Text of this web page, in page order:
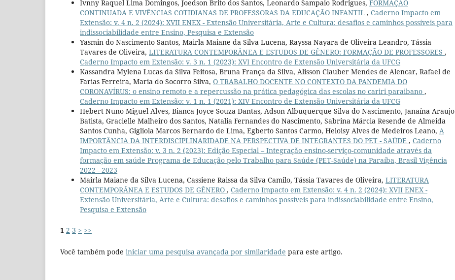
Ivnny Raquel Lima Domingos, Joedson Brito dos Santos, Leonardo Sampaio Rodrigues, FORMAÇÃO
CONTINUADA E VIVÊNCIAS COTIDIANAS DE PROFESSORAS DA EDUCAÇÃO INFANTIL , Caderno Impacto em
Extensão: v. 4 n. 2 (2024): XVII ENEX - Extensão Universitária, Arte e Cultura: desafios e caminhos possíveis para
indissociabilidade entre Ensino, Pesquisa e Extensão
Yasmin do Nascimento Santos, Mairla Maiane da Silva Lucena, Rayssa Nayara de Oliveira Leandro, Tássia
Tavares de Oliveira, LITERATURA CONTEMPORÂNEA E ESTUDOS DE GÊNERO: FORMAÇÃO DE PROFESSORES ,
Caderno Impacto em Extensão: v. 3 n. 1 (2023): XVI Encontro de Extensão Universitária da UFCG
Kassandra Mylena Lucas da Silva Feitosa, Bruna França da Silva, Alisson Clauber Mendes de Alencar, Rafael de
Farias Ferreira, Maria do Socorro Silva, O TRABALHO DOCENTE NO CONTEXTO DA PANDEMIA DO
CORONAVÍRUS: o ensino remoto e a repercussão na prática pedagógica das escolas no cariri paraibano ,
Caderno Impacto em Extensão: v. 1 n. 1 (2021): XIV Encontro de Extensão Universitária da UFCG
Hebert Nuno Miguel Alves, Bianca Joyce Souza Dantas, Adson Albuquerque Silva do Nascimento, Janaína Araujo
Batista, Gracielle Malheiro dos Santos, Natalia Fernandes do Nascimento, Sabrina Márcia Resende de Almeida
Santos Cunha, Gigliola Marcos Bernardo de Lima, Egberto Santos Carmo, Heloisy Alves de Medeiros Leano, A
IMPORTÂNCIA DA INTERDISCIPLINARIDADE NA PERSPECTIVA DE INTEGRANTES DO PET - SAÚDE , Caderno
Impacto em Extensão: v. 3 n. 2 (2023): Edição Especial – Integração ensino-serviço-comunidade através da
formação em saúde Programa de Educação pelo Trabalho para Saúde (PET-Saúde) na Paraíba, Brasil Vigência
2022 - 2023
Mairla Maiane da Silva Lucena, Cassiene Raissa da Silva Camilo, Tássia Tavares de Oliveira, LITERATURA
CONTEMPORÂNEA E ESTUDOS DE GÊNERO , Caderno Impacto em Extensão: v. 4 n. 2 (2024): XVII ENEX -
Extensão Universitária, Arte e Cultura: desafios e caminhos possíveis para indissociabilidade entre Ensino,
Pesquisa e Extensão
1 2 3 > >>
Você também pode iniciar uma pesquisa avançada por similaridade para este artigo.